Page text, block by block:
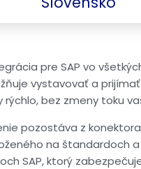
pre SAP vo
vystavovaťa prijímať
rýchlo,bez zmeny toku
pozostáva z konektora
na štandardoch a
SAP,ktorý